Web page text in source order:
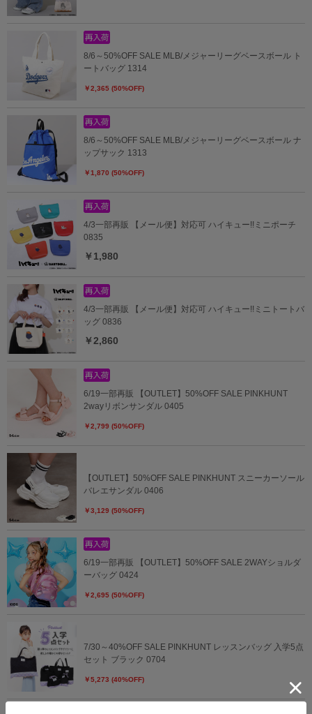
8/6～50%OFF SALE MLB/メジャーリーグベースボール ト
ートバッグ 1314
￥2,365 (50%OFF)
8/6～50%OFF SALE MLB/メジャーリーグベースボール ナ
ップサック 1313
￥1,870 (50%OFF)
4/3一部再販 【メール便】対応可 ハイキュー!!ミニポーチ
0835
￥1,980
4/3一部再販 【メール便】対応可 ハイキュー!!ミニトートバ
ッグ 0836
￥2,860
6/19一部再販 【OUTLET】50%OFF SALE PINKHUNT
2wayリボンサンダル 0405
￥2,799 (50%OFF)
【OUTLET】50%OFF SALE PINKHUNT スニーカーソール
バレエサンダル 0406
￥3,129 (50%OFF)
6/19一部再販 【OUTLET】50%OFF SALE 2WAYショルダ
ーバッグ 0424
￥2,695 (50%OFF)
7/30～40%OFF SALE PINKHUNT レッスンバッグ 入学5点
セット ブラック 0704
￥5,273 (40%OFF)